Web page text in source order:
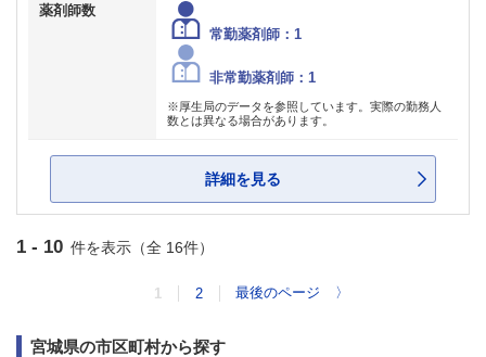
薬剤師数
常勤薬剤師：1
非常勤薬剤師：1
※厚生局のデータを参照しています。実際の勤務人
数とは異なる場合があります。
詳細を見る
1 - 10 件を表示（全 16件）
1 2 最後のページ 〉
宮城県の市区町村から探す